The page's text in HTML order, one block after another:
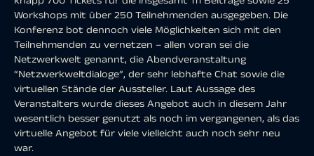
Workshops mit über 250 Teilnehmenden ausgegeben. Die
Konferenz bot dennoch viele Möglichkeiten sich mit den
Teilnehmenden zu vernetzen – allen voran sei die
Netzwerkwelt genannt, die Abendveranstaltung
“Netzwerkweltdialoge”, der sehr lebhafte Chat sowie die
virtuellen Stände der Aussteller. Laut Aussage des
Veranstalters wurde dieses Angebot auch in diesem Jahr
wesentlich besser genutzt als noch im vergangenen, als das
virtuelle Angebot für viele vielleicht auch noch sehr neu
war.